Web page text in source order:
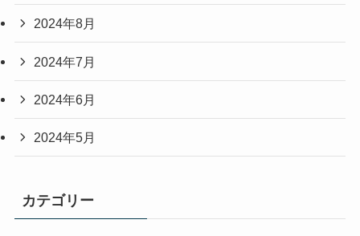
2024年8月
2024年7月
2024年6月
2024年5月
カテゴリー